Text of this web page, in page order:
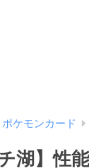
ポケモンカード
チ湖】性